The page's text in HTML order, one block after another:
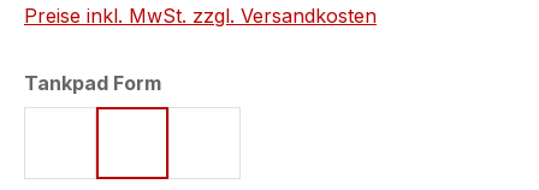
Preise inkl. MwSt. zzgl. Versandkosten
Tankpad Formauswählen